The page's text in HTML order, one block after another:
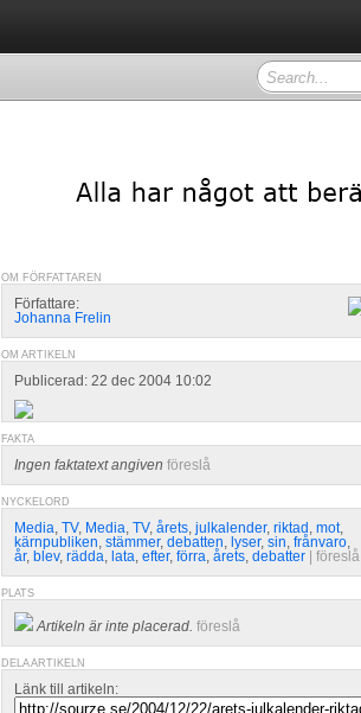
OM FÖRFATTAREN
Författare:
Johanna Frelin
OM ARTIKELN
Publicerad: 22 dec 2004 10:02
FAKTA
Ingen faktatext angiven föreslå
NYCKELORD
Media, TV, Media, TV, årets, julkalender, riktad , mot,
kärnpubliken, stämmer, debatten, lyser, sin, frånvaro,
år, blev, rädda, lata, efter, förra, årets, debatter föreslå
PLATS
Artikeln är inte placerad. föreslå
DELA ARTIKELN
Länk till artikeln: